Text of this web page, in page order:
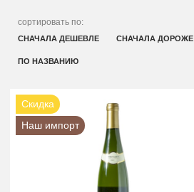
сортировать по:
СНАЧАЛА ДЕШЕВЛЕ СНАЧАЛА ДОРОЖЕ
ПО НАЗВАНИЮ
Скидка
Наш импорт